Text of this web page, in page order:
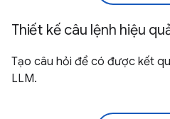
Thiết kế câu lệnh hiệu
Tạo câu hỏi để có được kết
LLM.